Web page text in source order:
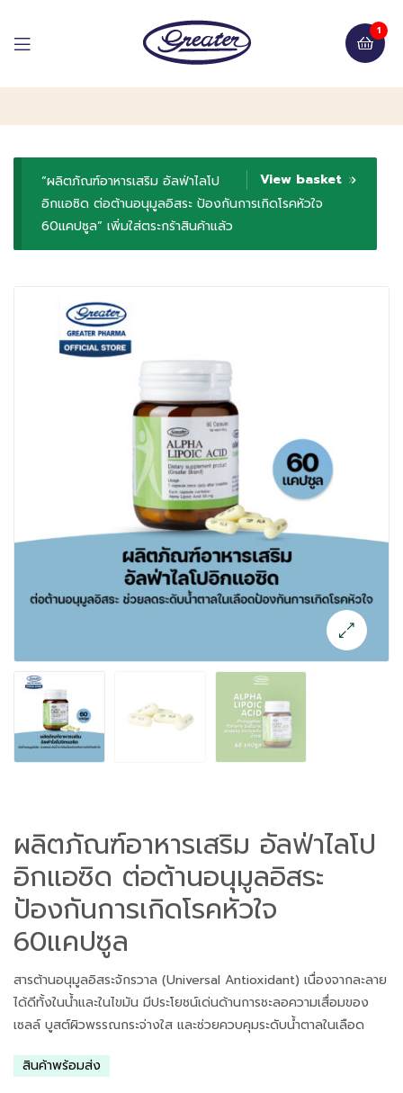
1
View basket
“ผลิตภัณฑ์อาหารเสริม อัลฟ่าไลโป
อิกแอซิด ต่อต้านอนุมูลอิสระ ป้องกันการเกิดโรคหัวใจ
60แคปซูล” เพิ่มใส่ตระกร้าสินค้าแล้ว
ผลิตภัณฑ์อาหารเสริม อัลฟ่าไลโป
อิกแอซิด ต่อต้านอนุมูลอิสระ
ป้องกันการเกิดโรคหัวใจ
60แคปซูล
สารต้านอนุมูลอิสระจักรวาล (Universal Antioxidant) เนื่องจากละลาย
ได้ดีทั้งในน้ำและในไขมัน มีประโยชน์เด่นด้านการชะลอความเสื่อมของ
เซลล์ บูสต์ผิวพรรณกระจ่างใส และช่วยควบคุมระดับน้ำตาลในเลือด
สินค้าพร้อมส่ง